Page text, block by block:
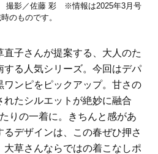
撮影／佐藤 彩 ※情報は2025年3月号
のものです。
直子さんが提案する、大人のた
する人気シリーズ。今回はデパ
ワンピをピックアップ。甘さの
れたシルエットが絶妙に融合
りの一着に。きちんと感があ
るデザインは、この春ぜひ押さ
大草さんならではの着こなしポ